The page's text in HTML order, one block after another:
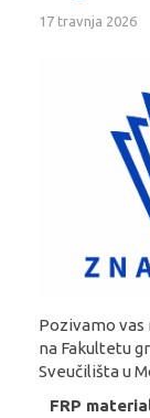
17 travnja 2026
Pozivamo vas
na Fakultetu
Sveučilišta u
FRP